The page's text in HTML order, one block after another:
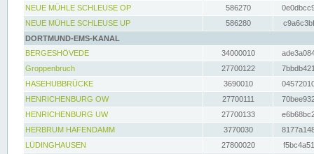
NEUE MÜHLE SCHLEUSE OP
586270
NEUE MÜHLE SCHLEUSE UP
586280
DORTMUND-EMS-KANAL
BERGESHÖVEDE
34000010
Groppenbruch
27700122
HASEHUBBRÜCKE
3690010
HENRICHENBURG OW
27700111
HENRICHENBURG UW
27700133
HERBRUM HAFENDAMM
3770030
LÜDINGHAUSEN
27800020